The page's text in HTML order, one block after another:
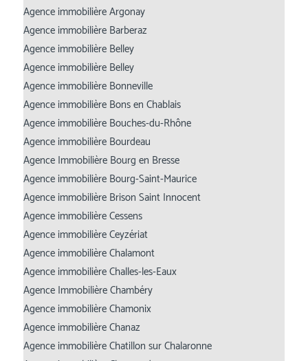
Agence immobilière Argonay
Agence immobilière Barberaz
Agence immobilière Belley
Agence immobilière Belley
Agence immobilière Bonneville
Agence immobilière Bons en Chablais
Agence immobilière Bouches-du-Rhône
Agence immobilière Bourdeau
Agence Immobilière Bourg en Bresse
Agence immobilière Bourg-Saint-Maurice
Agence immobilière Brison Saint Innocent
Agence immobilière Cessens
Agence immobilière Ceyzériat
Agence immobilière Chalamont
Agence immobilière Challes-les-Eaux
Agence Immobilière Chambéry
Agence immobilière Chamonix
Agence immobilière Chanaz
Agence immobilière Chatillon sur Chalaronne